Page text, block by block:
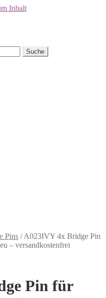
Inhalt
Suche
Pins /A023IVY 4x Bridge Pin
– versandkostenfrei
Pin für